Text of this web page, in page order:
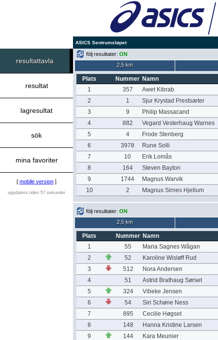
ASICS Sentrumsløpet
resultattavla
resultat
lagresultat
sök
mina favoriter
[ mobile version ]
uppdatera tiden 57 sekunder
följ resultater: ON
2,5 km
Plats Nummer Namn
1
357
Awet Kibrab
2
1
Sjur Krystad Prestsæter
3
9
Philip Massacand
4
882
Vegard Vesterhaug Warnes
5
4
Frode Stenberg
6
3978
Rune Solli
7
10
Erik Lomås
8
164
Steven Bayton
9
1744
Magnus Warvik
10
2 Magnus Sirnes Hjellum
följ resultater: ON
2,5 km
Plats Nummer Namn
1
55
Maria Sagnes Wågan
2
52
Karoline Wisløff Rud
3
512
Nora Andersen
4
51
Astrid Brathaug Sørset
5
324
Vibeke Jensen
6
54
Siri Schøne Ness
7
895
Cecilie Høgset
8
148
Hanna Kristine Larsen
9
144
Kara Meunier